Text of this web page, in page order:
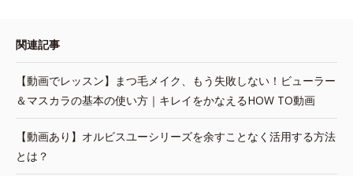
関連記事
【動画でレッスン】まつ毛メイク、もう失敗しない！ビューラー
＆マスカラの基本の使い方｜キレイをかなえるHOW TO動画
【動画あり】オルビスユーシリーズを余すことなく活用する方法
とは？